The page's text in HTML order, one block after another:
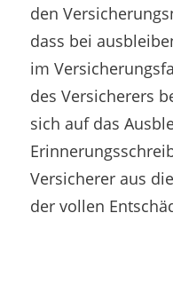
den
dass bei
im
des Versicherers
sich auf das
Versicherer aus
der vollen